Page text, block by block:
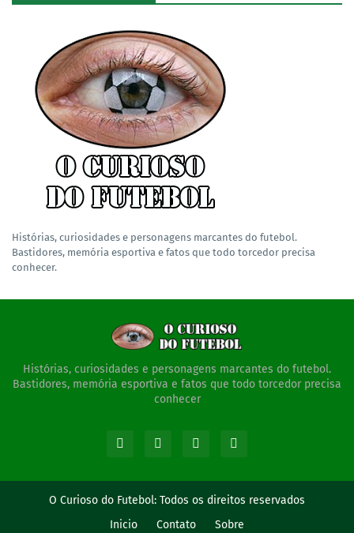
Histórias, curiosidades e personagens marcantes do futebol.
Bastidores, memória esportiva e fatos que todo torcedor precisa
conhecer.
Histórias, curiosidades e personagens marcantes do futebol.
Bastidores, memória esportiva e fatos que todo torcedor precisa
conhecer
O Curioso do Futebol: Todos os direitos reservados
Inicio
Contato Sobre